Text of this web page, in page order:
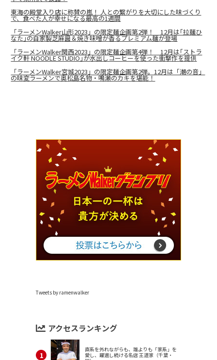
東海の殿堂入り店に称賛の嵐！ 人との繋がりを大切にした味づくり
で、食べた人が幸せになる最高の1週間
「ラーメンWalker山形2023」の限定麺企画第2弾！ 12月は｢拉麺ひ
なた｣の自家製芝麻醤＆焼き味噌が香るプレミアム麺が登場
「ラーメンWalker関西2023」の限定麺企画第4弾！ 12月は｢ストラ
イク軒 NOODLE STUDIO｣が水出しコーヒーを使った衝撃作を提供
「ラーメンWalker宮城2023」の限定麺企画第2弾。12月は「潮の音」
の味変ラーメンで奥松島名物・鳴瀬のカキを堪能！
Tweets by ramenwalker
アクセスランキング
直系を外れながらも、誰よりも「家系」を
愛し、躍進し続ける名店 王道家（千葉・